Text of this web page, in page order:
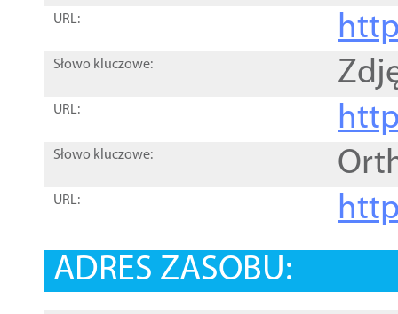
URL:
Słowo kluczowe:
URL:
Słowo kluczowe:
URL:
ADRES ZASOBU: